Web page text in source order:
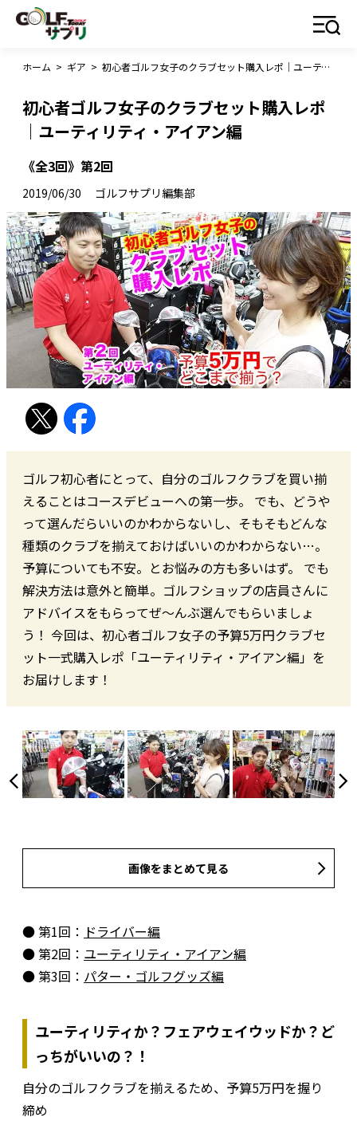
ホーム > ギア > 初心者ゴルフ女子のクラブセット購入レポ｜ユーティリティ・アイアン編
初心者ゴルフ女子のクラブセット購入レポ
｜ユーティリティ・アイアン編
《全3回》第2回
2019/06/30 ゴルフサプリ編集部
ゴルフ初心者にとって、自分のゴルフクラブを買い揃
えることはコースデビューへの第一歩。 でも、どうや
って選んだらいいのかわからないし、そもそもどんな
種類のクラブを揃えておけばいいのかわからない…。
予算についても不安。とお悩みの方も多いはず。 でも
解決方法は意外と簡単。ゴルフショップの店員さんに
アドバイスをもらってぜ〜んぶ選んでもらいましょ
う！ 今回は、初心者ゴルフ女子の予算5万円クラブセ
ット一式購入レポ「ユーティリティ・アイアン編」を
お届けします！
画像をまとめて見る
● 第1回： ドライバー編
● 第2回： ユーティリティ・アイアン編
● 第3回： パター・ゴルフグッズ編
ユーティリティか？フェアウェイウッドか？ど
っちがいいの？！
自分のゴルフクラブを揃えるため、予算5万円を握り
締め